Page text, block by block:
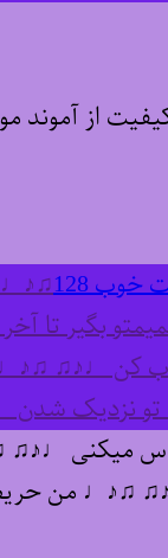
از آموند
خوب 128
♫♪♩
بگیر تا
کن ♩♪♫ ♫♪♩
تو نزدیک
میکنی
♫♪♩ من